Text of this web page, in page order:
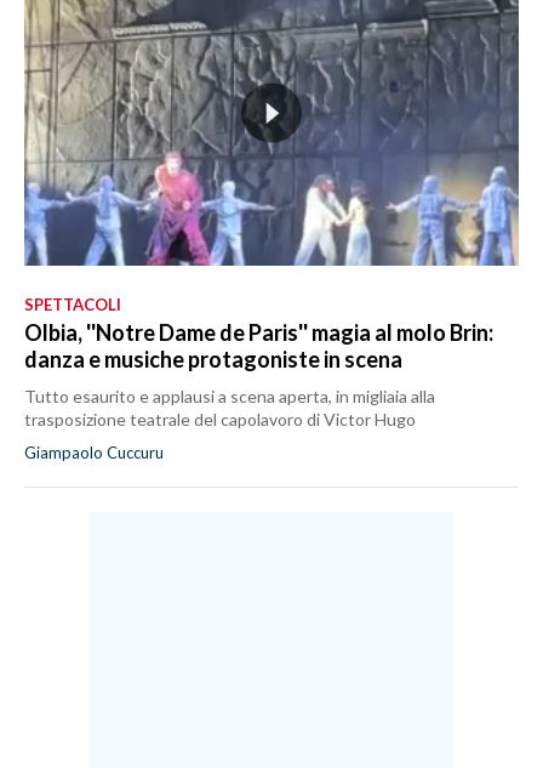
SPETTACOLI
Olbia, ''Notre Dame de Paris'' magia al molo Brin:
danza e musiche protagoniste in scena
Tutto esaurito e applausi a scena aperta, in migliaia alla
trasposizione teatrale del capolavoro di Victor Hugo
Giampaolo Cuccuru